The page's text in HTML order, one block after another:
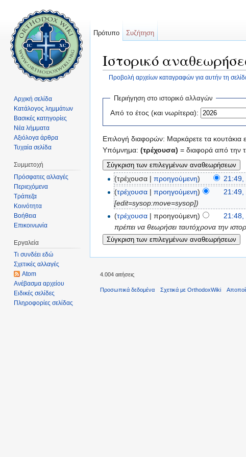
Ιστορικό
Προβολή αρχείων καταγραφών για αυτήν τη
Περιήγηση στο ιστορικό αλλαγών
Από το έτος (και νωρίτερα):
Επιλογή διαφορών: Μαρκάρετε τα κουτάκια
Υπόμνημα: (τρέχουσα) = διαφορά από την
(τρέχουσα |προηγούμενη) 21:49,
(τρέχουσα |προηγούμενη) 21:49,
[edit=sysop:move=sysop])
(τρέχουσα | προηγούμενη) 21:48,
πρέπει να θεωρήσει ταυτόχρονα την
Πρότυπο Συζήτηση
Αρχική σελίδα
Κατάλογος λημμάτων
Βασικές κατηγορίες
Νέα λήμματα
Αξιόλογα άρθρα
Τυχαία σελίδα
Συμμετοχή
Πρόσφατες αλλαγές
Περιεχόμενα
Τράπεζα
Κοινότητα
Βοήθεια
Επικοινωνία
Εργαλεία
Τι συνδέει εδώ
Σχετικές αλλαγές
Atom
Ανέβασμα αρχείου
Ειδικές σελίδες
Πληροφορίες σελίδας
4.004 αιτήσεις
Προσωπικά δεδομένα Σχετικά με OrthodoxWiki